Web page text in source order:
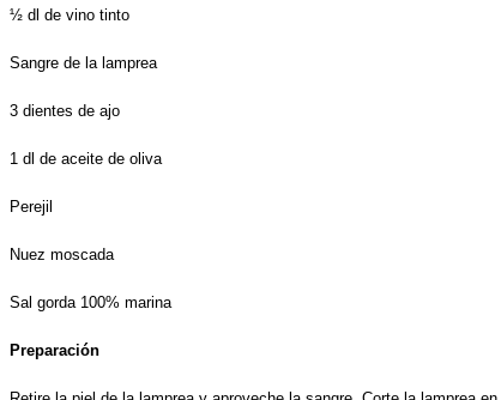
½ dl de vino tinto
Sangre de la lamprea
3 dientes de ajo
1 dl de aceite de oliva
Perejil
Nuez moscada
Sal gorda 100% marina
Preparación